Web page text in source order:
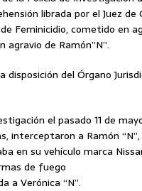
librada por el Juez
Feminicidio, cometido en
de Ramón”N”.
del Órgano
el pasado 11 de
interceptaron a Ramón
en su vehículo marca
de fuego
a Verónica “N”.